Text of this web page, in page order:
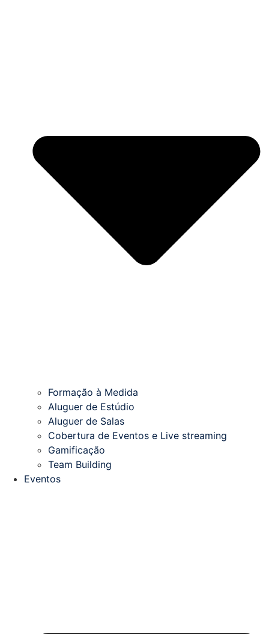
Formação à Medida
Aluguer de Estúdio
Aluguer de Salas
Cobertura de Eventos e Live streaming
Gamificação
Team Building
Eventos